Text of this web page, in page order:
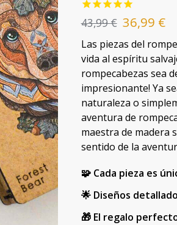
43,99€ 36,99 €
Las piezas del
vida al espíritu
rompecabezas sea
impresionante! Ya
naturaleza o
aventura de
maestra de madera
sentido de la
🧩 Cada pieza es
🌟 Diseños
🎁 El regalo